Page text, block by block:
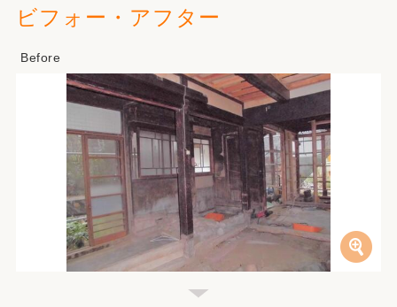
ビフォー・アフター